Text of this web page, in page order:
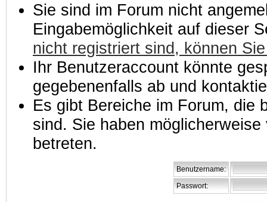
Sie sind im Forum nicht
Eingabemöglichkeit auf dieser
nicht registriert sind, können
Ihr Benutzeraccount könnte
gegebenenfalls ab und
Es gibt Bereiche im Forum, die
sind. Sie haben
betreten.
Benutzername:
Passwort: